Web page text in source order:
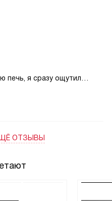
печь, я сразу ощутил
Она оснащена всеми
упрощает процесс
- камера из
ОТЗЫВЫ